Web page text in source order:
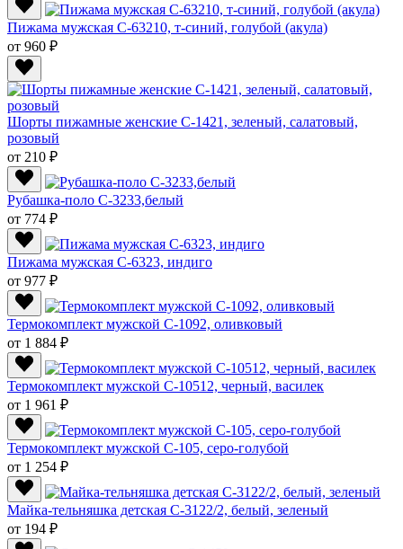
Пижама мужская C-63210, т-синий, голубой (акула)
от 960 ₽
Шорты пижамные женские С-1421, зеленый, салатовый,
розовый
от 210 ₽
Рубашка-поло C-3233,белый
от 774 ₽
Пижама мужская C-6323, индиго
от 977 ₽
Термокомплект мужской С-1092, оливковый
от 1 884 ₽
Термокомплект мужской С-10512, черный, василек
от 1 961 ₽
Термокомплект мужской С-105, серо-голубой
от 1 254 ₽
Майка-тельняшка детская С-3122/2, белый, зеленый
от 194 ₽